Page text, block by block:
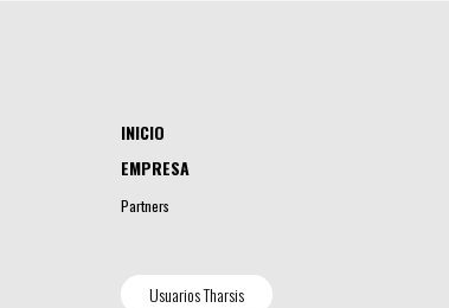
INICIO
EMPRESA
Partners
Usuarios Tharsis